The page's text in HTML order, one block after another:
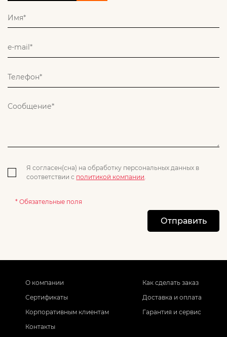
Я согласен(сна) на обработку персональных данных в
соответствии с политикой компании.
* Обязательные поля
Отправить
О компании
Сертификаты
Корпоративным клиентам
Контакты
Как сделать заказ
Доставка и оплата
Гарантия и сервис